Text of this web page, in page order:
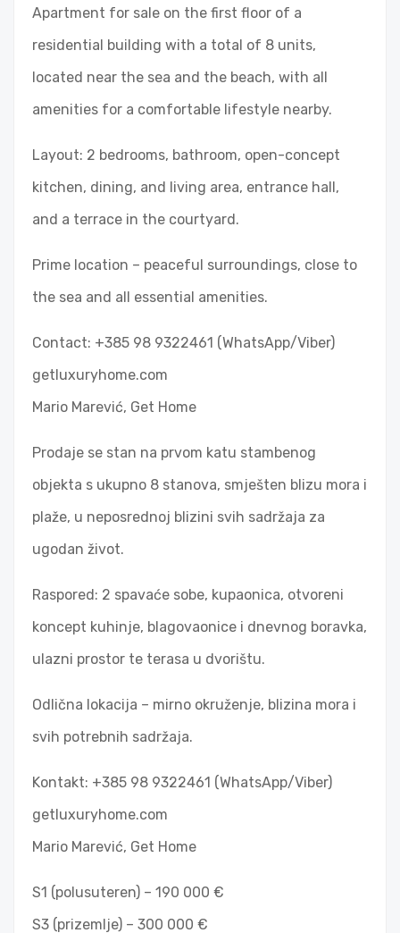
Apartment for sale on the first floor of a
residential building with a total of 8 units,
located near the sea and the beach, with all
amenities for a comfortable lifestyle nearby.
Layout: 2 bedrooms, bathroom, open-concept
kitchen, dining, and living area, entrance hall,
and a terrace in the courtyard.
Prime location – peaceful surroundings, close to
the sea and all essential amenities.
Contact: +385 98 9322461 (WhatsApp/Viber)
getluxuryhome.com
Mario Marević, Get Home
Prodaje se stan na prvom katu stambenog
objekta s ukupno 8 stanova, smješten blizu mora i
plaže, u neposrednoj blizini svih sadržaja za
ugodan život.
Raspored: 2 spavaće sobe, kupaonica, otvoreni
koncept kuhinje, blagovaonice i dnevnog boravka,
ulazni prostor te terasa u dvorištu.
Odlična lokacija – mirno okruženje, blizina mora i
svih potrebnih sadržaja.
Kontakt: +385 98 9322461 (WhatsApp/Viber)
getluxuryhome.com
Mario Marević, Get Home
S1 (polusuteren) – 190 000 €
S3 (prizemlje) – 300 000 €